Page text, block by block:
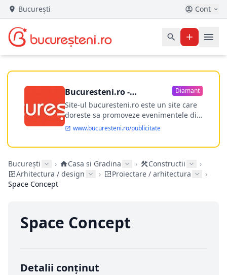
București Cont
Bucuresteni.ro -
publicitate online
Diamant
Site-ul bucuresteni.ro este un site care
doreste sa promoveze evenimentele din
Bucuresti si nu numai, sa puna la
dispozitia utilizatorului cea mai
performanta harta electronica a
ofere posibilitatea firmel...
www.bucuresteni.ro/publicitate
București › Casa si Gradina › Constructii
›
Arhitectura / design
› Proiectare / arhitectura
›
Space Concept
Space Concept
Detalii conținut